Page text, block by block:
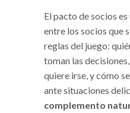
El pacto de socios
entre los socios que
reglas del juego:
toman las
quiere irse, y cómo
ante situaciones
complemento